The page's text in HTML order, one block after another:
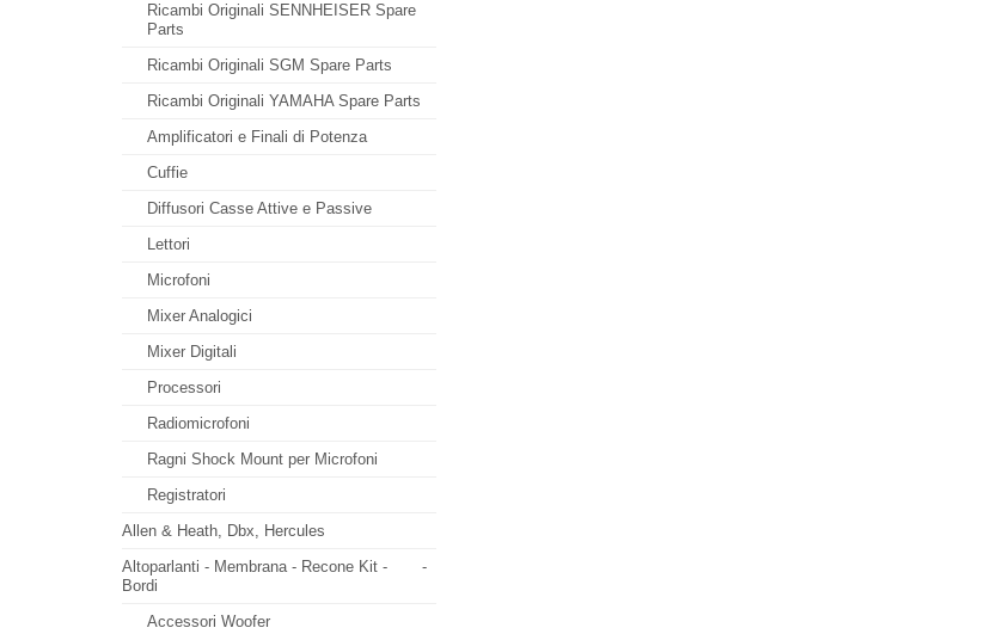
Ricambi Originali SENNHEISER Spare
Parts
Ricambi Originali SGM Spare Parts
Ricambi Originali YAMAHA Spare Parts
Amplificatori e Finali di Potenza
Cuffie
Diffusori Casse Attive e Passive
Lettori
Microfoni
Mixer Analogici
Mixer Digitali
Processori
Radiomicrofoni
Ragni Shock Mount per Microfoni
Registratori
Allen & Heath, Dbx, Hercules
-
Altoparlanti - Membrana - Recone Kit -
Bordi
Accessori Woofer